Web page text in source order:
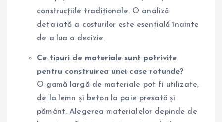
construcțiile tradiționale. O analiză
detaliată a costurilor este esențială înainte
de a lua o decizie.
Ce tipuri de materiale sunt potrivite
pentru construirea unei case rotunde?
O gamă largă de materiale pot fi utilizate,
de la lemn și beton la paie presată și
pământ. Alegerea materialelor depinde de